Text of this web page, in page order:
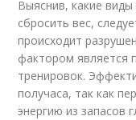
Выяснив, какие
сбросить вес,
происходит
фактором является
тренировок.
получаса, так как
энергию из запасов